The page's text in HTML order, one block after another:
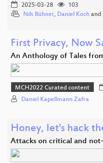
2025-03-28
103
Nils Bühner, Daniel Koch and
First Privacy, Now
An Anthology of Tales
MCH2022 Curated content
Daniel Kapellmann Zafra
Honey, let's hack
Attacks on critical and